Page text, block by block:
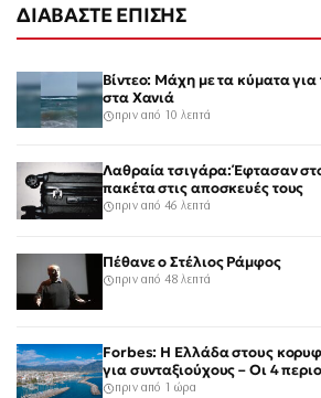
ΔΙΑΒΑΣΤΕ ΕΠΙΣΗΣ
Βίντεο: Μάχη με τα κύματα
στα Χανιά
πριν από 10 λεπτά
Λαθραία τσιγάρα: Έφτασαν
πακέτα στις αποσκευές τους
πριν από 46 λεπτά
Πέθανε ο Στέλιος Ράμφος
πριν από 48 λεπτά
Forbes: Η Ελλάδα στους
για συνταξιούχους – Οι 4
πριν από 1 ώρα